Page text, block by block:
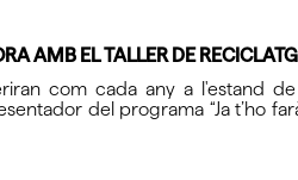
AMB EL TALLER DE
com cada any a l'estand
del programa “Ja t’ho